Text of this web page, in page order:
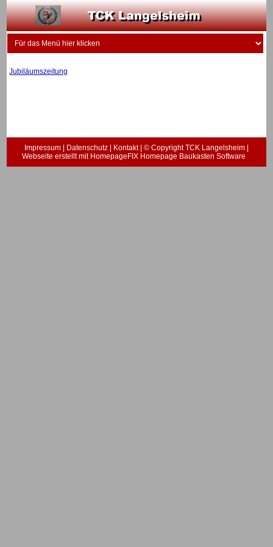
Jubiläumszeitung
Impressum Datenschutz Kontakt| © Copyright TCK Langelsheim |
Webseite erstellt mit HomepageFIX Homepage Baukasten Software